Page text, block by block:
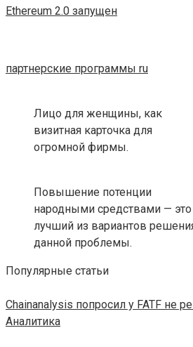
Ethereum 2.0 запущен
партнерские программы ru
Лицо для женщины, как
визитная карточка для
огромной фирмы.
Повышение потенции
народными средствами — это
лучший из вариантов
данной проблемы.
Популярные статьи
Chainanalysis попросил у FATF не
Аналитика